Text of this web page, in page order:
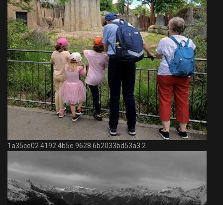
1a35ce02 4192 4b5e 9628 6b2033bd53a3 2